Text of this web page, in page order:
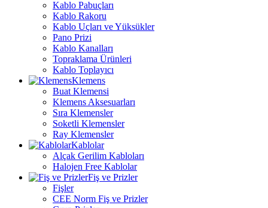
Kablo Pabuçları
Kablo Rakoru
Kablo Uçları ve Yüksükler
Pano Prizi
Kablo Kanalları
Topraklama Ürünleri
Kablo Toplayıcı
Klemens
Buat Klemensi
Klemens Aksesuarları
Sıra Klemensler
Soketli Klemensler
Ray Klemensler
Kablolar
Alçak Gerilim Kabloları
Halojen Free Kablolar
Fiş ve Prizler
Fişler
CEE Norm Fiş ve Prizler